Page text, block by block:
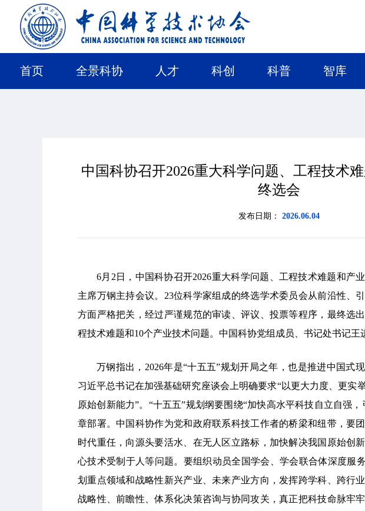
首页 全景科协 人才 科创 科普 智库
中国科协召开2026重大科学问题、工程技术
终选会
发布日期： 2026.06.04
6月2日，中国科协召开2026重大科学问题、工程技术难题和产
主席万钢主持会议。23位科学家组成的终选学术委员会从前沿性、
方面严格把关，经过严谨规范的审读、评议、投票等程序，最终选
程技术难题和10个产业技术问题。中国科协党组成员、书记处书记王
万钢指出，2026年是“十五五”规划开局之年，也是推进中国式
习近平总书记在加强基础研究座谈会上明确要求“以更大力度、更实
原始创新能力”。“十五五”规划纲要围绕“加快高水平科技自立自强
章部署。中国科协作为党和政府联系科技工作者的桥梁和纽带，要
时代重任，向源头要活水、在无人区立路标，加快解决我国原始创
心技术受制于人等问题。要组织动员全国学会、学会联合体深度服
划重点领域和战略性新兴产业、未来产业方向，发挥跨学科、跨行
战略性、前瞻性、体系化决策咨询与协同攻关，真正把科技命脉牢